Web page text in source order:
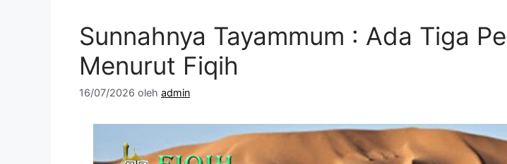
Sunnahnya Tayammum : Ada Tiga
Menurut Fiqih
16/07/2026 oleh admin